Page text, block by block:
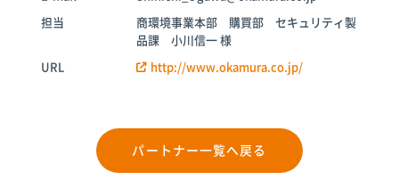
ット
担当
商環境事業本部 購買部 セキュリティ製
品課 小川信一 様
URL http://www.okamura.co.jp/
パートナー一覧へ戻る